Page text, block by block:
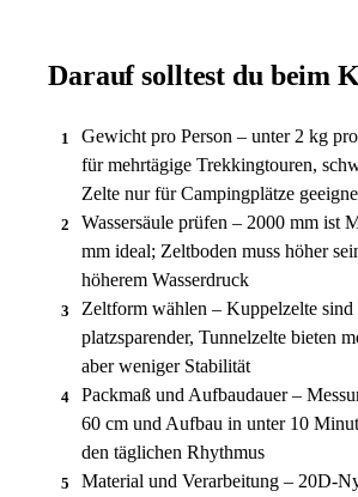
Darauf solltest du beim
1
Gewicht pro Person – unter 2 kg
für mehrtägige Trekkingtouren,
Zelte nur für Campingplätze
2
Wassersäule prüfen – 2000 mm ist
mm ideal; Zeltboden muss höher
höherem Wasserdruck
3
Zeltform wählen – Kuppelzelte
platzsparender, Tunnelzelte bieten
aber weniger Stabilität
4
Packmaß und Aufbaudauer –
60 cm und Aufbau in unter 10
den täglichen Rhythmus
5
Material und Verarbeitung – 20D-